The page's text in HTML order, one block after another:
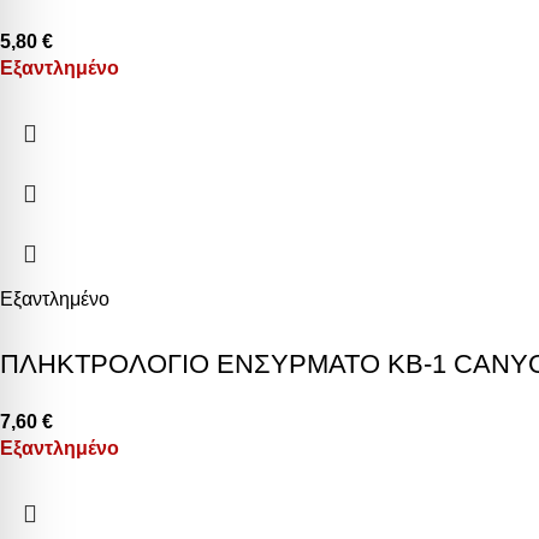
5,80 €
Εξαντλημένο
Εξαντλημένο
ΠΛΗΚΤΡΟΛΟΓΙΟ ΕΝΣΥΡΜΑΤΟ KB-1
7,60 €
Εξαντλημένο